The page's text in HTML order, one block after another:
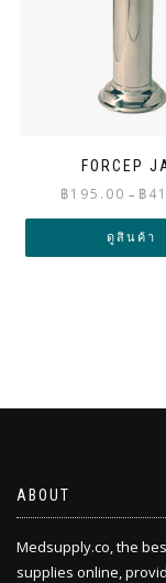
FORCEP
฿195.00 – ฿
ดูสินค้า
ABOUT
Medsupply.co, the
supplies online,